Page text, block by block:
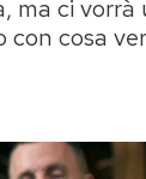
Media
Europa
ma ci vorrà
con cosa